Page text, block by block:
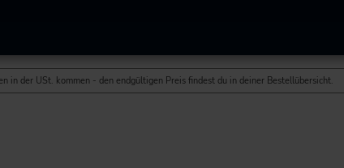
in der USt. kommen - den endgültigen Preis findest du in deiner Bestellübersicht.